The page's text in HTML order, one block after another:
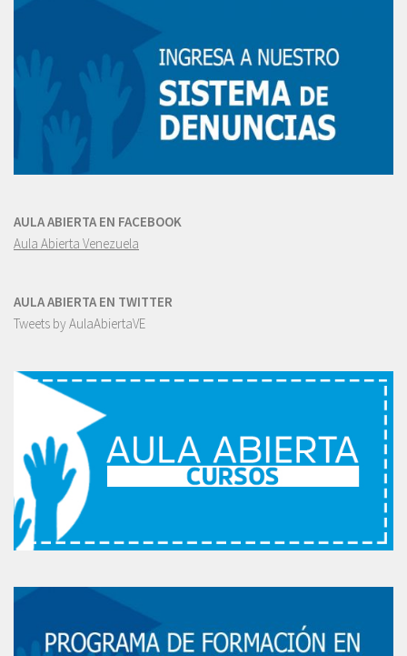
AULA ABIERTA EN FACEBOOK
Aula Abierta Venezuela
AULA ABIERTA EN TWITTER
Tweets by AulaAbiertaVE